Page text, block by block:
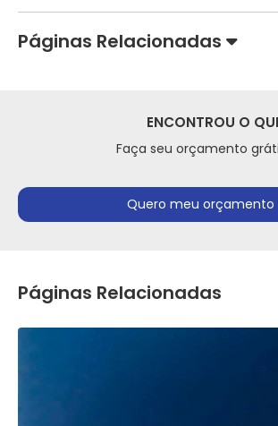
Páginas Relacionadas
ENCONTROU O
Faça seu orçamento
Quero meu orçamento
Páginas Relacionadas